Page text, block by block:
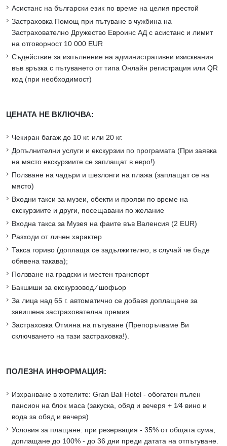
Асистанс на български език по време на целия престой
Застраховка Помощ при пътуване в чужбина на
Застрахователно Дружество Евроинс АД с асистанс и лимит
на отговорност 10 000 EUR
Съдействие за изпълнение на административни изисквания
във връзка с пътуването от типа Онлайн регистрация или QR
код (при необходимост)
ЦЕНАТА НЕ ВКЛЮЧВА:
Чекиран багаж до 10 кг. или 20 кг.
Допълнителни услуги и екскурзии по програмата (При заявка
на място екскурзиите се заплащат в евро!)
Ползване на чадъри и шезлонги на плажа (заплащат се на
място)
Входни такси за музеи, обекти и прояви по време на
екскурзиите и други, посещавани по желание
Входна такса за Музея на фаите във Валенсия (2 EUR)
Разходи от личен характер
Такса гориво (доплаща се задължително, в случай че бъде
обявена такава);
Ползване на градски и местен транспорт
Бакшиши за екскурзовод ∕ шофьор
За лица над 65 г. автоматично се добавя доплащане за
завишена застрахователна премия
Застраховка Отмяна на пътуване (Препоръчваме Ви
сключването на тази застраховка!).
ПОЛЕЗНА ИНФОРМАЦИЯ:
Изхранване в хотелите: Gran Bali Hotel - обогатен пълен
пансион на блок маса (закуска, обяд и вечеря + 1∕4 вино и
вода за обяд и вечеря)
Условия за плащане: при резервация - 35% от общата сума;
доплащане до 100% - до 36 дни преди датата на отпътуване.